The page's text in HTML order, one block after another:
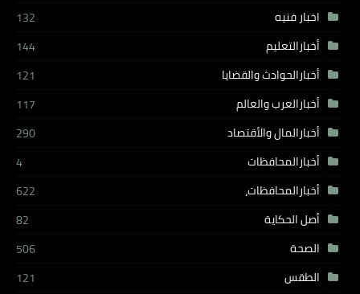
اخبار فنيه
132
أخبارالتعليم
144
أخبارالحوادث والقضايا
121
أخبارالعرب والعالم
117
أخبارالمال والأقتصاد
290
أخبارالمحافظات
4
أخبارالمحافظات،
622
أصل الحكاية
82
الصحة
506
الطقس
121